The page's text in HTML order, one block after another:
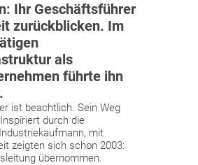
Ihr Geschäftsführer
zurückblicken. Im
als
führte ihn
ist beachtlich. Sein Weg
durch die
mit
zeigten sich schon 2003:
übernommen.